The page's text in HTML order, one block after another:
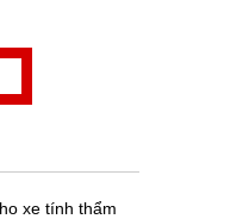
xe tính thẩm